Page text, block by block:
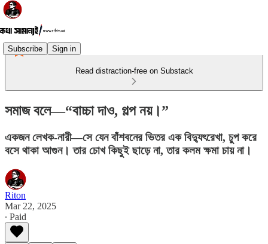
Subscribe Sign in
Read distraction-free on Substack
সমাজ বলে—“বাচ্চা দাও, গল্প নয়।”
একজন লেখক-নারী—সে যেন বাঁশবনের ভিতর এক বিদ্যুৎরেখা, চুপ করে
বসে থাকা আগুন। তার চোখ কিছুই ছাড়ে না, তার কলম ক্ষমা চায় না।
Riton
Mar 22, 2025
∙ Paid